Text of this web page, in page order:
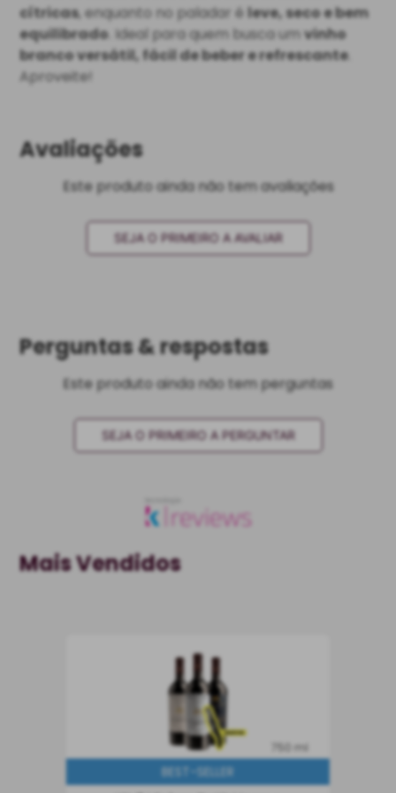
cítricas, enquanto no paladar éleve, seco e bem
equilibrado . Ideal para quem busca umvinho
branco versátil, fácil de beber e refrescante.
Aproveite!
Avaliações
Este produto ainda não tem avaliações
SEJA O PRIMEIRO A AVALIAR
Perguntas & respostas
Este produto ainda não tem perguntas
SEJA O PRIMEIRO A PERGUNTAR
Mais Vendidos
750 ml
BEST-SELLER